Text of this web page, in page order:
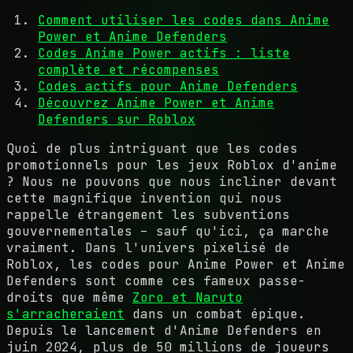
Comment utiliser les codes dans Anime
Power et Anime Defenders
Codes Anime Power actifs : liste
complète et récompenses
Codes actifs pour Anime Defenders
Découvrez Anime Power et Anime
Defenders sur Roblox
Quoi de plus intriguant que les codes
promotionnels pour les jeux Roblox d'anime
? Nous ne pouvons que nous incliner devant
cette magnifique invention qui nous
rappelle étrangement les subventions
gouvernementales – sauf qu'ici, ça marche
vraiment. Dans l'univers pixelisé de
Roblox, les codes pour Anime Power et Anime
Defenders sont comme ces fameux passe-
droits que même Zoro et Naruto
s'arracheraient dans un combat épique.
Depuis le lancement d'Anime Defenders en
juin 2024, plus de 50 millions de joueurs